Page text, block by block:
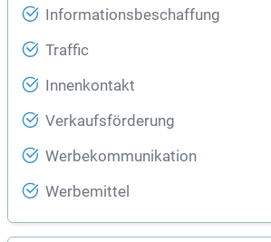
Informationsbeschaffung
Traffic
Innenkontakt
Verkaufsförderung
Werbekommunikation
Werbemittel